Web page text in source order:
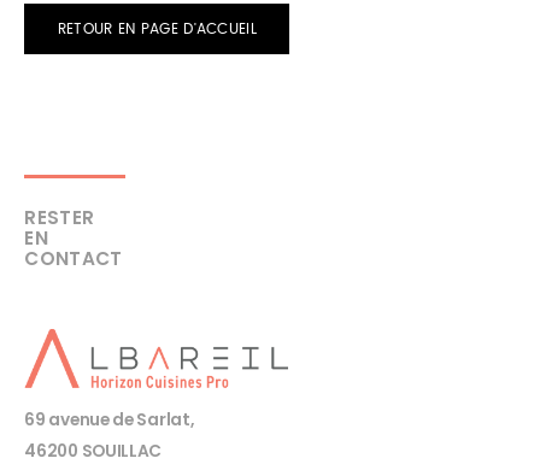
RETOUR EN PAGE D'ACCUEIL
RESTER
EN
CONTACT
69 avenue de Sarlat,
46200 SOUILLAC